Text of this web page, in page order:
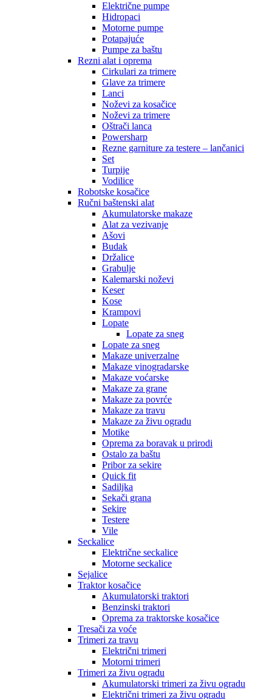
Električne pumpe
Hidropaci
Motorne pumpe
Potapajuće
Pumpe za baštu
Rezni alat i oprema
Cirkulari za trimere
Glave za trimere
Lanci
Noževi za kosačice
Noževi za trimere
Oštrači lanca
Powersharp
Rezne garniture za testere – lančanici
Set
Turpije
Vodilice
Robotske kosačice
Ručni baštenski alat
Akumulatorske makaze
Alat za vezivanje
Ašovi
Budak
Držalice
Grabulje
Kalemarski noževi
Keser
Kose
Krampovi
Lopate
Lopate za sneg
Lopate za sneg
Makaze univerzalne
Makaze vinogradarske
Makaze voćarske
Makaze za grane
Makaze za povrće
Makaze za travu
Makaze za živu ogradu
Motike
Oprema za boravak u prirodi
Ostalo za baštu
Pribor za sekire
Quick fit
Sadiljka
Sekači grana
Sekire
Testere
Vile
Seckalice
Električne seckalice
Motorne seckalice
Sejalice
Traktor kosačice
Akumulatorski traktori
Benzinski traktori
Oprema za traktorske kosačice
Tresači za voće
Trimeri za travu
Električni trimeri
Motorni trimeri
Trimeri za živu ogradu
Akumulatorski trimeri za živu ogradu
Električni trimeri za živu ogradu